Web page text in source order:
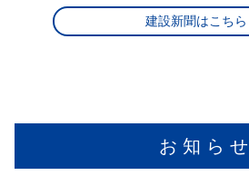
お 知 ら せ
建設新聞はこちら